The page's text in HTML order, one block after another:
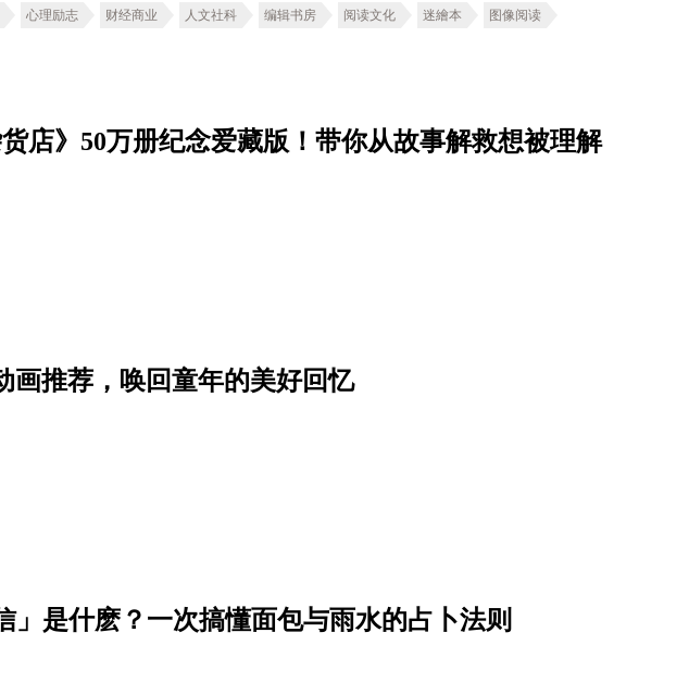
心理励志 财经商业 人文社科 编辑书房 阅读文化 迷繪本 图像阅读
店》50万册纪念爱藏版！带你从故事解救想被理解
画推荐，唤回童年的美好回忆
」是什麽？一次搞懂面包与雨水的占卜法则